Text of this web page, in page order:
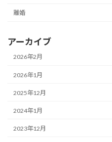
離婚
アーカイブ
2026年2月
2026年1月
2025年12月
2024年1月
2023年12月